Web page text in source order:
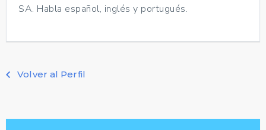
SA. Habla español, inglés y portugués.
Volver al Perfil